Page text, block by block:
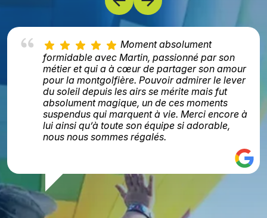
Moment absolument
formidable avec Martin, passionné par son
métier et qui a à cœur de partager son amour
pour la montgolfière. Pouvoir admirer le lever
du soleil depuis les airs se mérite mais fut
absolument magique, un de ces moments
suspendus qui marquent à vie. Merci encore à
lui ainsi qu’à toute son équipe si adorable,
nous nous sommes régalés.